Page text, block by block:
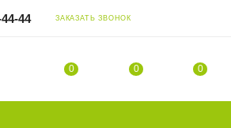
44 ЗАКАЗАТЬ ЗВОНОК
0 0 0